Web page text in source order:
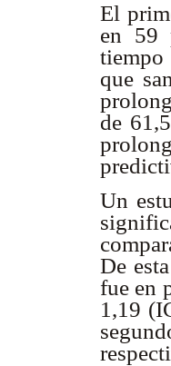
El
en 59
que
de
Un
De
fue en
1,19